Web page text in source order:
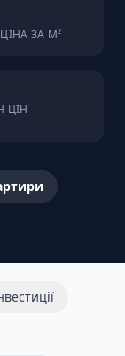
ЗА М²
ЦІН